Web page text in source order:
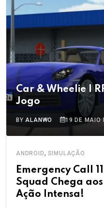
Car & Wheelie I
Jogo
BYALANWO 19 DE MAIO
ANDROID, SIMULAÇÃO
Emergency Call
Squad Chega
Ação Intensa!